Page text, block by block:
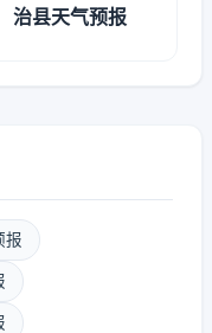
治县天气预报
报